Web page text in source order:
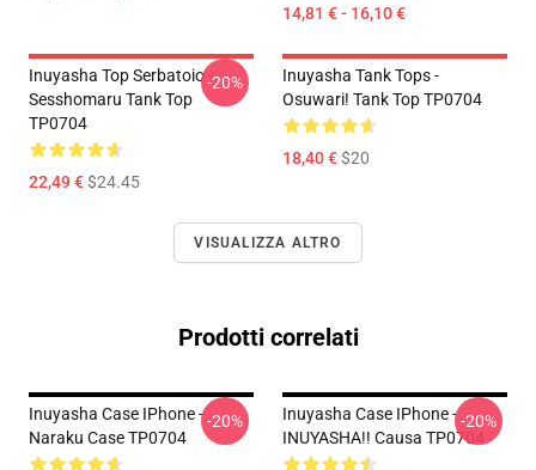
14,81 € - 16,10 €
Inuyasha Top Serbatoio -
Sesshomaru Tank Top
TP0704
22,49 €$24.45
-20%
Inuyasha Tank Tops -
Osuwari! Tank Top TP0704
18,40 €$20
VISUALIZZA ALTRO
Prodotti correlati
Inuyasha Case IPhone -
Naraku Case TP0704
-20%
Inuyasha Case IPhone -
INUYASHA!! Causa TP0704
-20%